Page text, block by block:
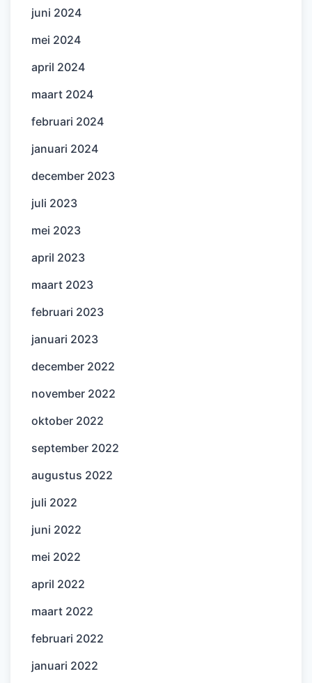
juni 2024
mei 2024
april 2024
maart 2024
februari 2024
januari 2024
december 2023
juli 2023
mei 2023
april 2023
maart 2023
februari 2023
januari 2023
december 2022
november 2022
oktober 2022
september 2022
augustus 2022
juli 2022
juni 2022
mei 2022
april 2022
maart 2022
februari 2022
januari 2022